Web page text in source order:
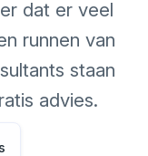
dat er veel
runnen van
staan
advies.